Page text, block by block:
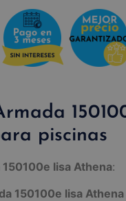
piscinas
150100e lisa Athena:
150100e lisa Athena